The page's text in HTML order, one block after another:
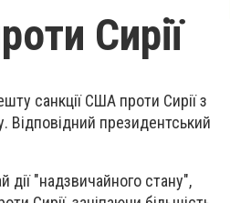
Сирії
санкції США проти Сирії з
Відповідний президентський
"надзвичайного стану",